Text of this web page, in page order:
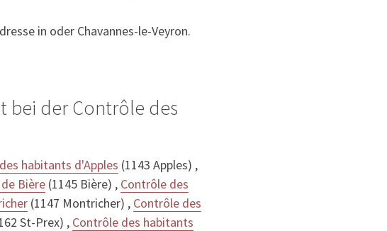
in oder Chavannes-le-Veyron.
bei der Contrôle des
habitants d'Apples (1143 Apples) ,
Bière (1145 Bière) , Contrôle des
(1147 Montricher) , Contrôle des
St-Prex) , Contrôle des habitants